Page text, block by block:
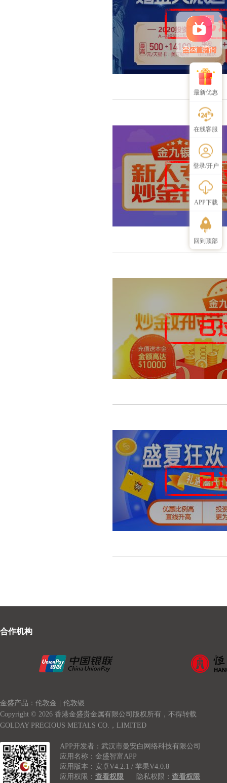
最新优惠
在线客服
登录/开户
APP下载
回到顶部
合作机构
金盛产品：伦敦金
伦敦银
Copyright © 2026 香港金盛贵金属有限公司版权所有，不得转载
GOLDAY PRECIOUS METALS CO.，LIMITED
APP开发者：武汉市曼安白网络科技有限公司
应用名称：金盛智富APP
应用版本：安卓V4.2.1 / 苹果V4.0.8
应用权限： 查看权限 隐私权限： 查看权限